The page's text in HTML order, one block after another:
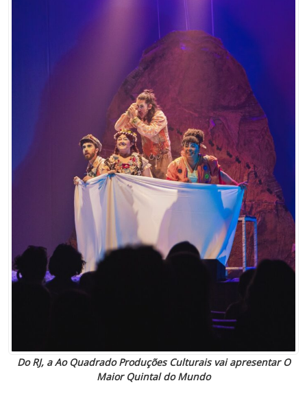
Do RJ, a Ao Quadrado Produções Culturais vai apresentar O
Maior Quintal do Mundo